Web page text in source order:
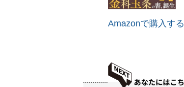
Amazonで購入する